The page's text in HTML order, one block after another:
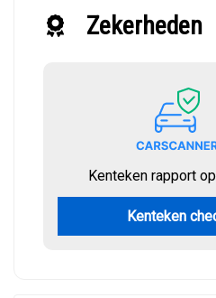
Zekerheden
Kenteken rapport
Kenteken